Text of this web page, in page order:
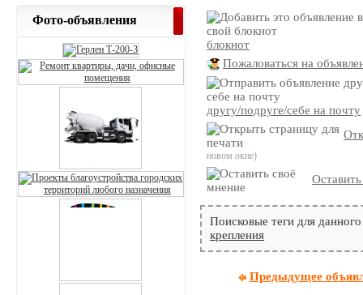
блокнот
Пожаловаться на
другу/подруге/себе на почту
новом окне)
Поисковые теги для
крепления
Предыдущее
Фото-объявления